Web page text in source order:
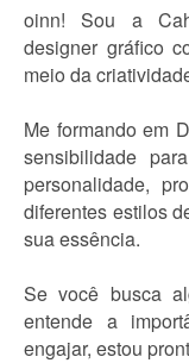
oinn! Sou a
designer gráfico
meio da
Me formando em
sensibilidade
personalidade,
diferentes estilos
sua essência.
Se você busca
entende a
engajar, estou